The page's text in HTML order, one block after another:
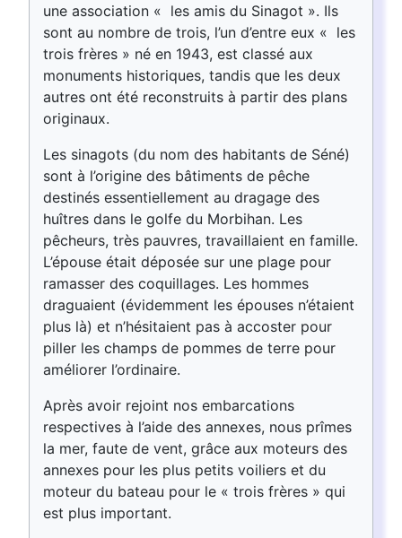
une association « les amis du Sinagot ». Ils
sont au nombre de trois, l’un d’entre eux « les
trois frères » né en 1943, est classé aux
monuments historiques, tandis que les deux
autres ont été reconstruits à partir des plans
originaux.
Les sinagots (du nom des habitants de Séné)
sont à l’origine des bâtiments de pêche
destinés essentiellement au dragage des
huîtres dans le golfe du Morbihan. Les
pêcheurs, très pauvres, travaillaient en famille.
L’épouse était déposée sur une plage pour
ramasser des coquillages. Les hommes
draguaient (évidemment les épouses n’étaient
plus là) et n’hésitaient pas à accoster pour
piller les champs de pommes de terre pour
améliorer l’ordinaire.
Après avoir rejoint nos embarcations
respectives à l’aide des annexes, nous prîmes
la mer, faute de vent, grâce aux moteurs des
annexes pour les plus petits voiliers et du
moteur du bateau pour le « trois frères » qui
est plus important.